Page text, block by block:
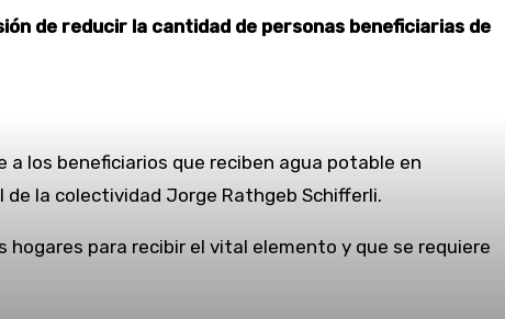
de reducir la cantidad de personas beneficiarias de
los beneficiarios que reciben agua potable en
la colectividad Jorge Rathgeb Schifferli.
para recibir el vital elemento y que se requiere